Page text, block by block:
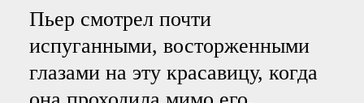
Пьер смотрел почти
испуганными, восторженными
глазами на эту красавицу, когда